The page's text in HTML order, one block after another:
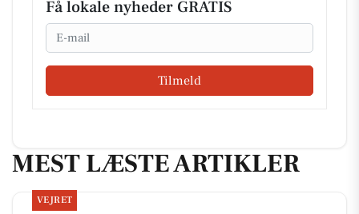
Få lokale nyheder GRATIS
Email
Tilmeld
MEST LÆSTE ARTIKLER
VEJRET